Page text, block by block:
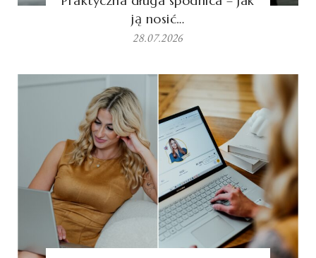
ją nosić…
28.07.2026